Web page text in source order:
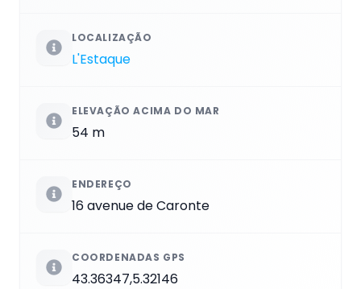
LOCALIZAÇÃO
L'Estaque
ELEVAÇÃO ACIMA DO MAR
54 m
ENDEREÇO
16 avenue de Caronte
COORDENADAS GPS
43.36347,5.32146